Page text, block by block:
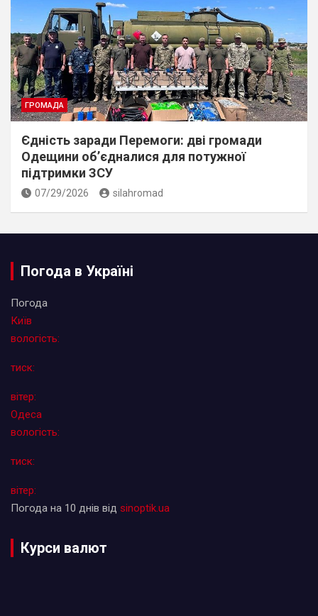
ГРОМАДА
Єдність заради Перемоги: дві громади
Одещини об’єдналися для потужної
підтримки ЗСУ
07/29/2026 silahromad
Погода в Україні
Погода
Київ
вологість:
тиск:
вітер:
Одеса
вологість:
тиск:
вітер:
Погода на 10 днів від sinoptik.ua
Курси валют